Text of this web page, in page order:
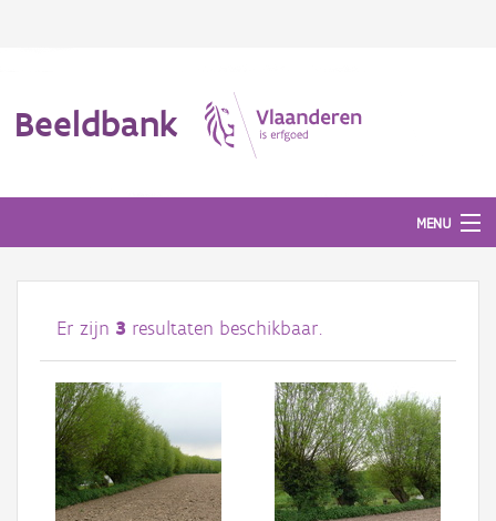
Beeldbank
MENU
Afbeeldingen
#BeeldIndeKijker
Hergebruik
Over ons
Aanmelden
Er zijn 3 resultaten beschikbaar.